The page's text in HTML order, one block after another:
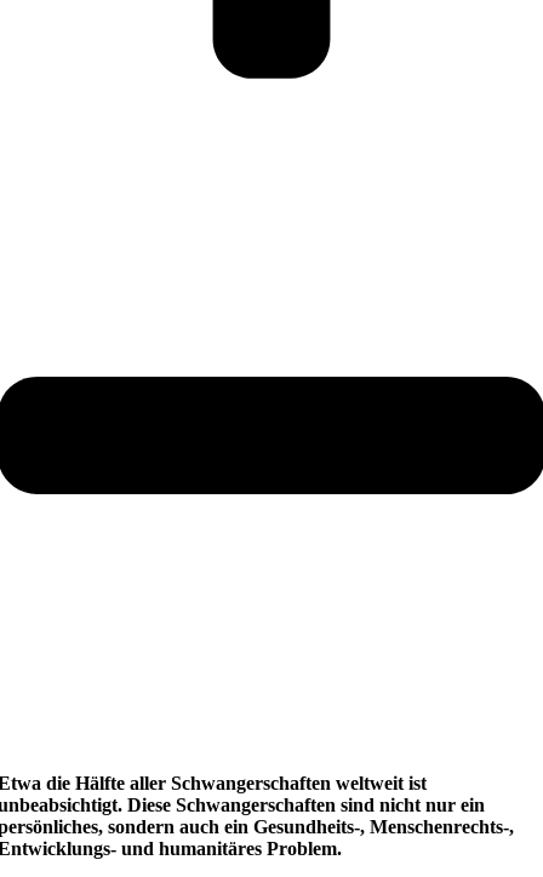
die Hälfte aller Schwangerschaften weltweit ist
Diese Schwangerschaften sind nicht nur ein
sondern auch ein Gesundheits-, Menschenrechts-,
und humanitäres Problem.